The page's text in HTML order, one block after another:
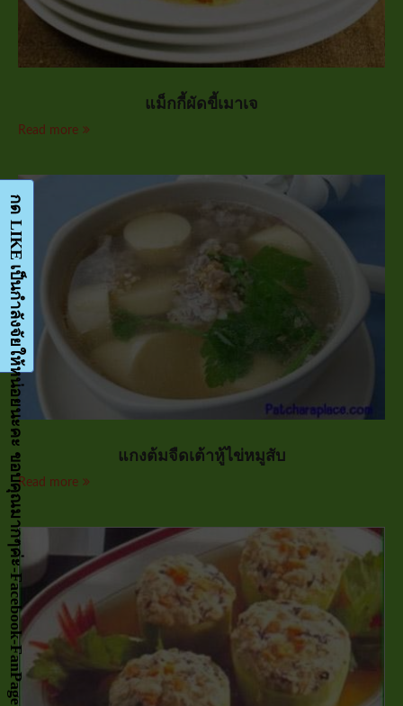
แม็กกี้ผัดขี้เมาเจ
Read more
แกงต้มจืดเต้าหู้ไข่หมูสับ
Read more
กด LIKE เป็นกำลังจัยให้หน่อยนะคะ ขอบคุณมากๆค่ะ-Facebook-FanPage